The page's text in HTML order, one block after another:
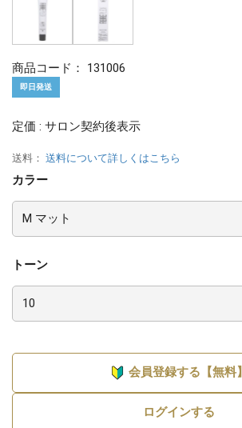
商品コード： 131006
即日発送
定価 : サロン契約後表示
送料： 送料について詳しくはこちら
カラー
トーン
会員登録する【無料】
ログインする